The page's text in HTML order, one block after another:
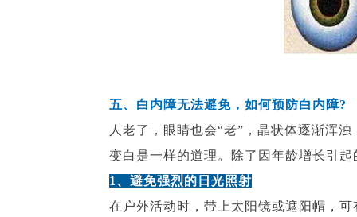
五、白内障无法避免，如何预防白内障?
人老了，眼睛也会“老”，晶状体逐渐浑
变白是一样的道理。除了因年龄增长引
1、避免强烈的日光照射
在户外活动时，带上太阳镜或遮阳帽，